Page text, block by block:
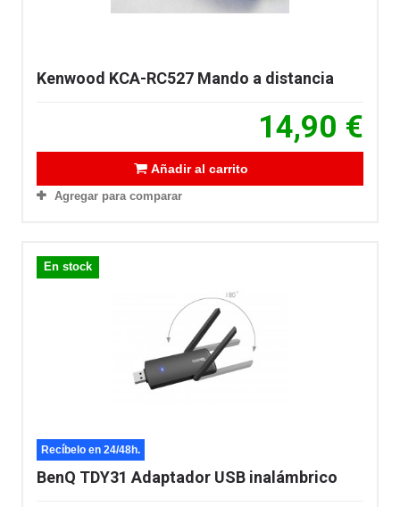
Kenwood KCA-RC527 Mando a distancia
14,90 €
Añadir al carrito
Agregar para comparar
En stock
Recíbelo en 24/48h.
BenQ TDY31 Adaptador USB inalámbrico